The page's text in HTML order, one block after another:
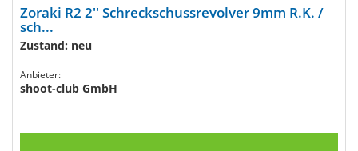
Zoraki R2 2'' Schreckschussrevolver 9mm R.K. /
sch...
Zustand: neu
Anbieter:
shoot-club GmbH